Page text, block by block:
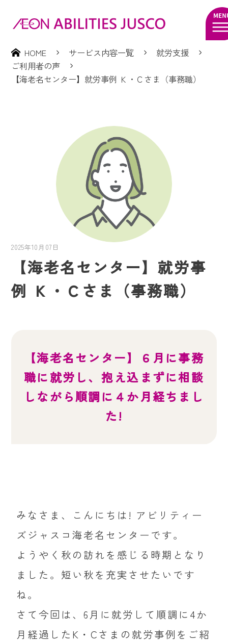
HOME サービス内容一覧
就労支援
ご利用者の声
【海老名センター】就労事例 Ｋ・Ｃさま（事務職）
2025年10月07日
【海老名センター】就労事
例 Ｋ・Ｃさま（事務職）
【海老名センター】６月に事務
職に就労し、抱え込まずに相談
しながら順調に４か月経ちまし
た!
みなさま、こんにちは! アビリティー
ズジャスコ海老名センターです。
ようやく秋の訪れを感じる時期となり
ました。短い秋を充実させたいです
ね。
さて今回は、6月に就労して順調に4か
月経過したK・Cさまの就労事例をご紹